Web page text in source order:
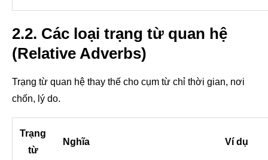
2.2. Các loại trạng từ quan hệ
(Relative Adverbs)
Trạng từ quan hệ thay thế cho cụm từ chỉ thời gian, nơi
chốn, lý do.
Trạng
từ
Nghĩa Ví dụ